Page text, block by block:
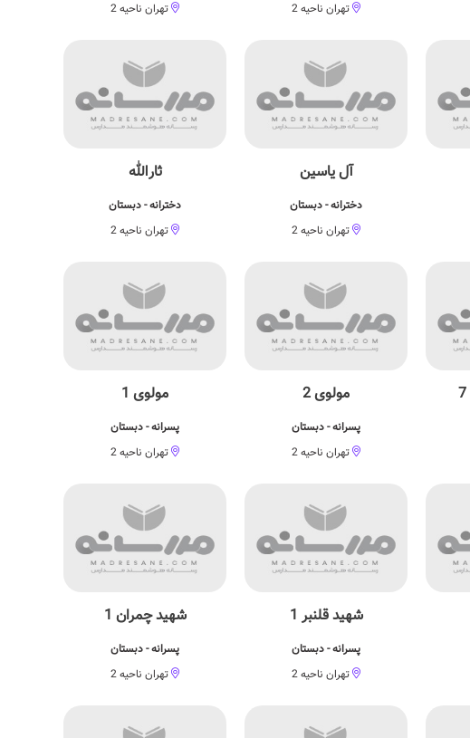
تهران ناحیه 2
تهران ناحیه 2
آل یاسین
دخترانه - دبستان
تهران ناحیه 2
ثارالله
دخترانه - دبستان
تهران ناحیه 2
مولوی 2
پسرانه - دبستان
تهران ناحیه 2
مولوی 1
پسرانه - دبستان
تهران ناحیه 2
شهید قلنبر 1
پسرانه - دبستان
تهران ناحیه 2
شهید چمران 1
پسرانه - دبستان
تهران ناحیه 2